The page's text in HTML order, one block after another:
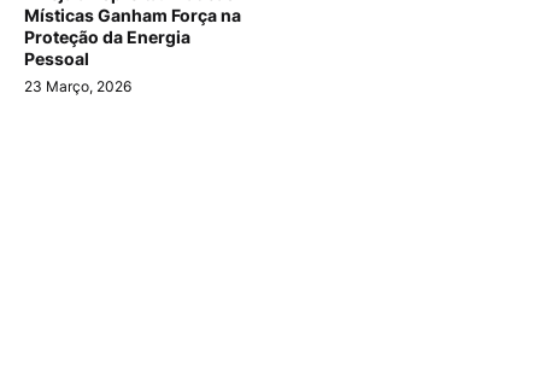
Místicas Ganham Força na
Proteção da Energia
Pessoal
23 Março, 2026